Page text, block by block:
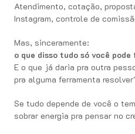
Atendimento, cotação,
Instagram, controle de
Mas, sinceramente:
o que disso tudo só você pode
E o que já daria pra outra
pra alguma ferramenta
Se tudo depende de você o
sobrar energia pra pensar no